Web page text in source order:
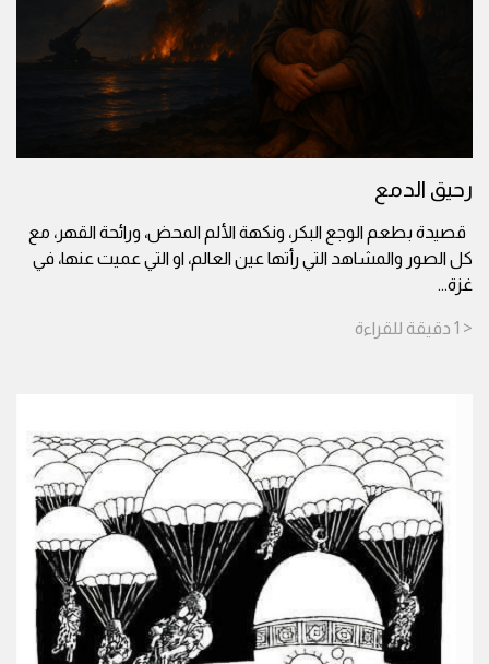
رحيق الدمع
قصيدة بطعم الوجع البكر، ونكهة الألم المحض، ورائحة القهر، مع
كل الصور والمشاهد التي رأتها عين العالم، او التي عميت عنها، في
غزة...
< 1 دقيقة للقراءة